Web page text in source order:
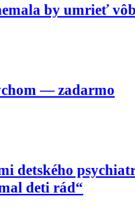
by umrieť
— zadarmo
detského
deti rád“